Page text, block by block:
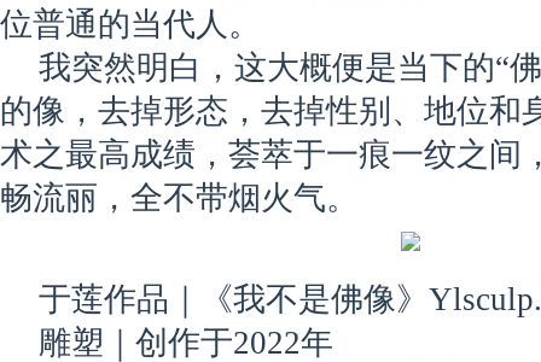
位普通的当代人。
我突然明白，这大概便是当下的“
的像，去掉形态，去掉性别、地位和
术之最高成绩，荟萃于一痕一纹之间
畅流丽，全不带烟火气。
于莲作品｜《我不是佛像》
雕塑｜创作于2022年